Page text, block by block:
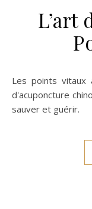
L’art
Les points vitaux aux combat se basent sur les points
d'acuponcture
sauver et guérir.